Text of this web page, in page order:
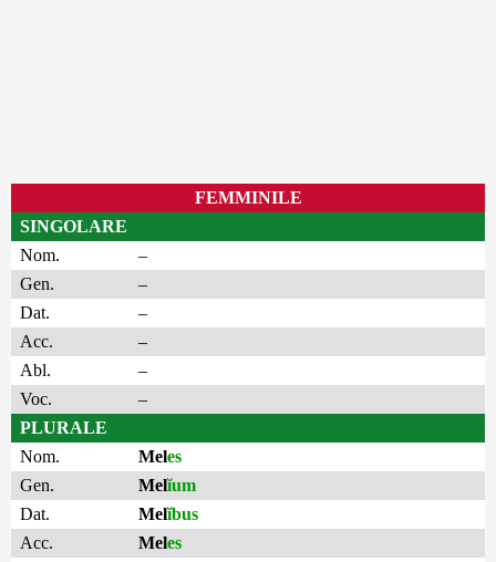
FEMMINILE
SINGOLARE
Nom.
–
Gen.
–
Dat.
–
Acc.
–
Abl.
–
Voc.
–
PLURALE
Nom.
Meles
Gen.
Melĭum
Dat.
Melĭbus
Acc.
Meles